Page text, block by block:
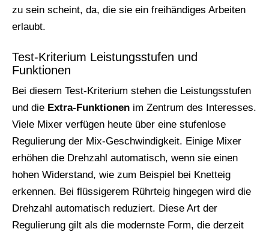
zu sein scheint, da, die sie ein freihändiges Arbeiten
erlaubt.
Test-Kriterium Leistungsstufen und
Funktionen
Bei diesem Test-Kriterium stehen die Leistungsstufen
und die Extra-Funktionen im Zentrum des Interesses.
Viele Mixer verfügen heute über eine stufenlose
Regulierung der Mix-Geschwindigkeit. Einige Mixer
erhöhen die Drehzahl automatisch, wenn sie einen
hohen Widerstand, wie zum Beispiel bei Knetteig
erkennen. Bei flüssigerem Rührteig hingegen wird die
Drehzahl automatisch reduziert. Diese Art der
Regulierung gilt als die modernste Form, die derzeit